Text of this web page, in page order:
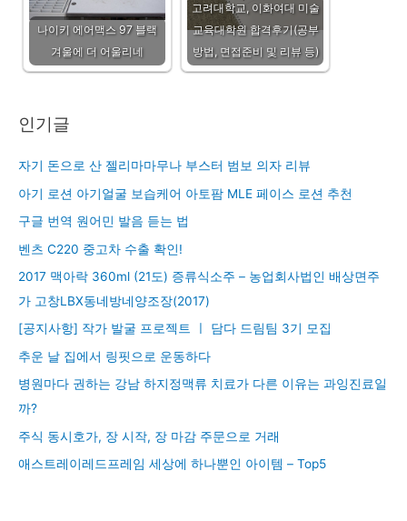
나이키 에어맥스 97 블랙
겨울에 더 어울리네
고려대학교, 이화여대 미술
교육대학원 합격후기(공부
방법, 면접준비 및 리뷰 등)
인기글
자기 돈으로 산 젤리마마무나 부스터 범보 의자 리뷰
아기 로션 아기얼굴 보습케어 아토팜 MLE 페이스 로션 추천
구글 번역 원어민 발음 듣는 법
벤츠 C220 중고차 수출 확인!
2017 맥아락 360ml (21도) 증류식소주 – 농업회사법인 배상면주
가 고창LBX동네방네양조장(2017)
[공지사항] 작가 발굴 프로젝트 ㅣ 담다 드림팀 3기 모집
추운 날 집에서 링핏으로 운동하다
병원마다 권하는 강남 하지정맥류 치료가 다른 이유는 과잉진료일
까?
주식 동시호가, 장 시작, 장 마감 주문으로 거래
애스트레이레드프레임 세상에 하나뿐인 아이템 – Top5